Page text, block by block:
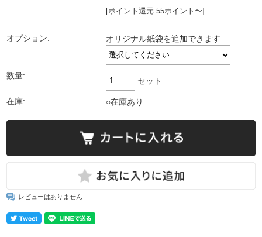
[ポイント還元 55ポイント〜]
オプション: オリジナル紙袋を追加できます
数量:
セット
在庫: ○在庫あり
レビューはありません